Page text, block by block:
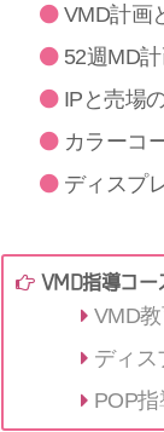
VMD計画
52週MD
IPと売場
カラーコ
ディスプ
VMD指導コー
VMD
ディス
POP